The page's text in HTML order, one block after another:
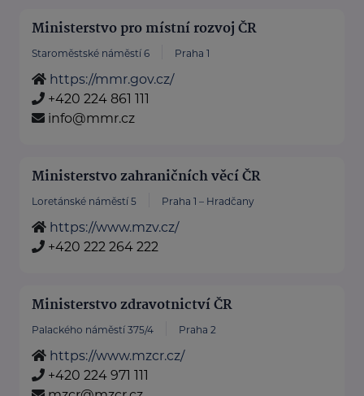
Ministerstvo pro místní rozvoj ČR
Staroměstské náměstí 6 Praha 1
https://mmr.gov.cz/
+420 224 861 111
info@mmr.cz
Ministerstvo zahraničních věcí ČR
Loretánské náměstí 5 Praha 1 – Hradčany
https://www.mzv.cz/
+420 222 264 222
Ministerstvo zdravotnictví ČR
Palackého náměstí 375/4 Praha 2
https://www.mzcr.cz/
+420 224 971 111